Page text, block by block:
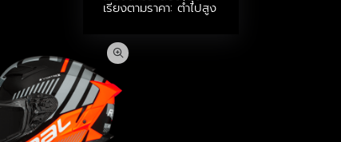
เรียงตามราคา: ต่ำไปสูง